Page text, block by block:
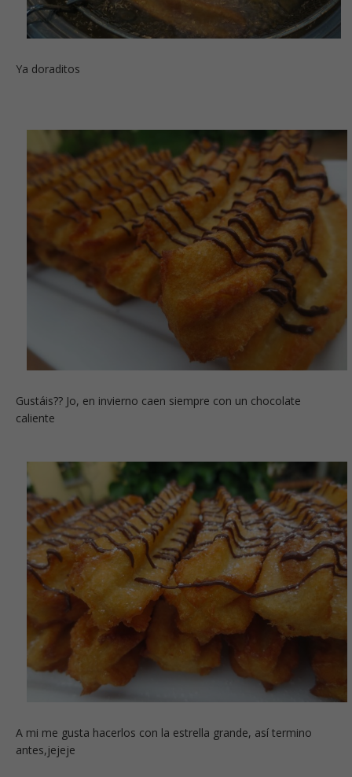
Ya doraditos
Gustáis?? Jo, en invierno caen siempre con un chocolate
caliente
A mi me gusta hacerlos con la estrella grande, así termino
antes,jejeje